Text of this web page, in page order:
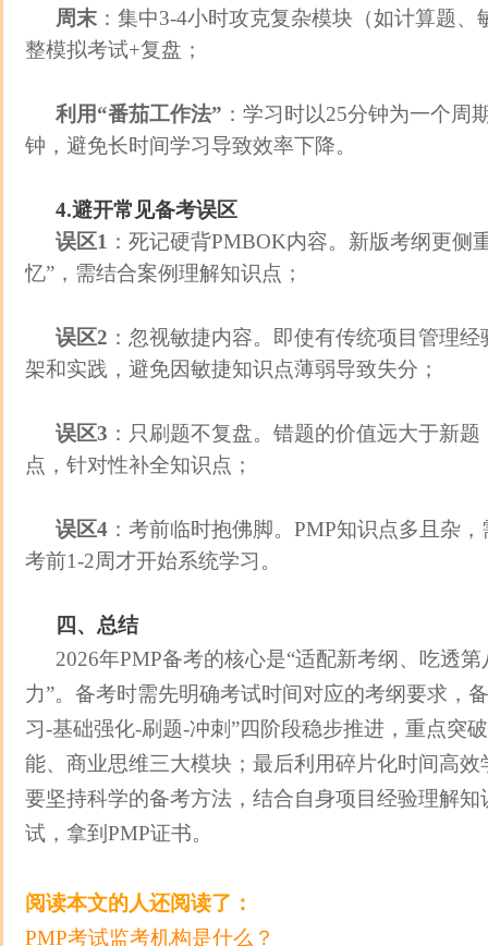
周末 ：集中3-4小时攻克复杂模块（如计算题
整模拟考试+复盘；
利用“番茄工作法” ：学习时以25分钟为一个周
钟，避免长时间学习导致效率下降。
4.避开常见备考误区
误区1 ：死记硬背PMBOK内容。新版考纲更侧
忆”，需结合案例理解知识点；
误区2 ：忽视敏捷内容。即使有传统项目管理
架和实践，避免因敏捷知识点薄弱导致失分；
误区3 ：只刷题不复盘。错题的价值远大于新
点，针对性补全知识点；
误区4 ：考前临时抱佛脚。PMP知识点多且杂
考前1-2周才开始系统学习。
四、总结
2026年PMP备考的核心是“适配新考纲、吃透
力”。备考时需先明确考试时间对应的考纲要求，
习-基础强化-刷题-冲刺”四阶段稳步推进，重点突
能、商业思维三大模块；最后利用碎片化时间高
要坚持科学的备考方法，结合自身项目经验理解
试，拿到PMP证书。
阅读本文的人还阅读了：
PMP考试监考机构是什么？